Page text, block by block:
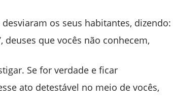
os seus habitantes, dizendo:
deuses que vocês não conhecem,
Se for verdade e ficar
ato detestável no meio de vocês,